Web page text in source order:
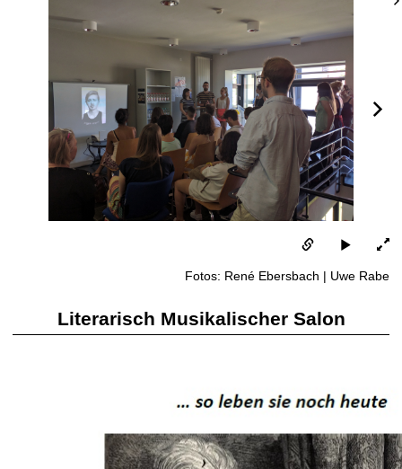
Fotos: René Ebersbach | Uwe Rabe
Literarisch Musikalischer Salon